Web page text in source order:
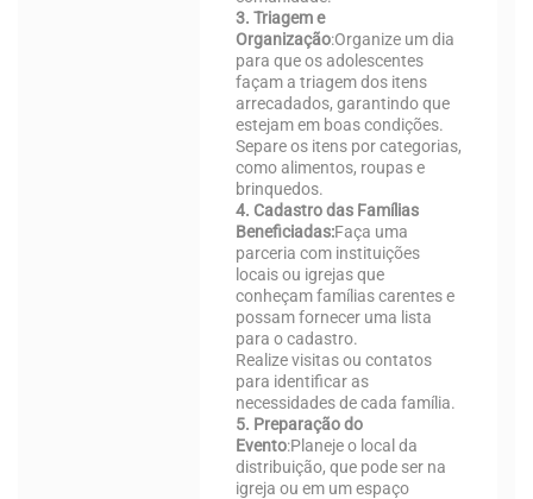
3. Triagem e
Organização:Organize um dia
para que os adolescentes
façam a triagem dos itens
arrecadados, garantindo que
estejam em boas condições.
Separe os itens por categorias,
como alimentos, roupas e
brinquedos.
4. Cadastro das Famílias
Beneficiadas:Faça uma
parceria com instituições
locais ou igrejas que
conheçam famílias carentes e
possam fornecer uma lista
para o cadastro.
Realize visitas ou contatos
para identificar as
necessidades de cada família.
5. Preparação do
Evento:Planeje o local da
distribuição, que pode ser na
igreja ou em um espaço